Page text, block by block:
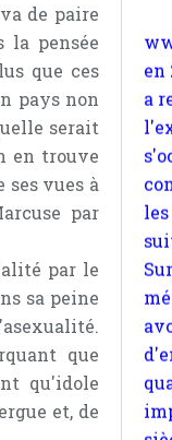
de paire
pensée
que ces
pays non
serait
en trouve
vues à
par
par le
sa peine
que
qu'idole
et, de
la